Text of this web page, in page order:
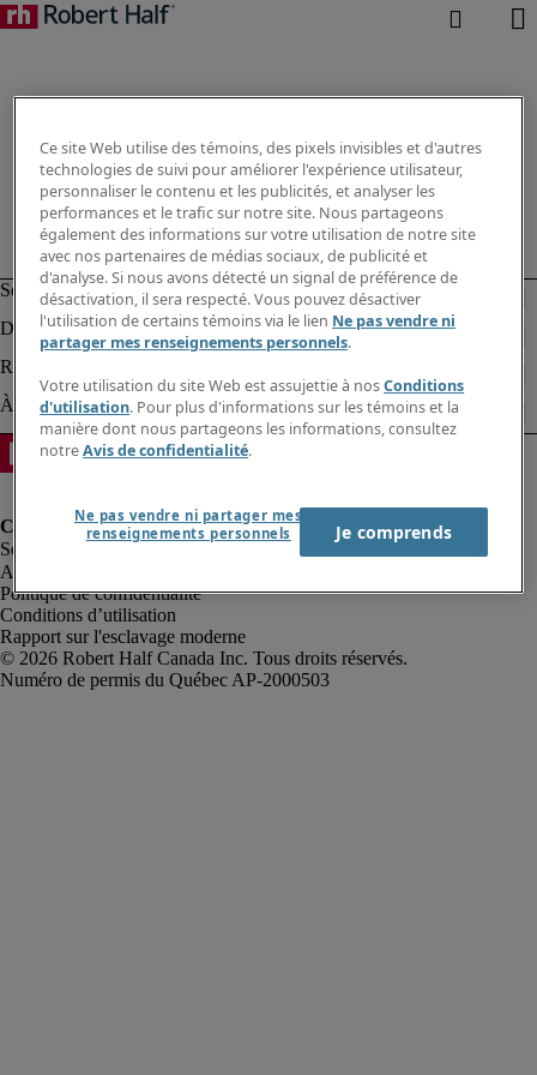
Alerte à la fraude
Politique de confidentialité
Conditions d’utilisation
Rapport sur l'esclavage moderne
Robert Half Canada Inc. Tous droits réservés.
Ce site Web utilise des témoins, des pixels invisibles et d'autres
technologies de suivi pour améliorer l'expérience utilisateur,
personnaliser le contenu et les publicités, et analyser les
performances et le trafic sur notre site. Nous partageons
également des informations sur votre utilisation de notre site
avec nos partenaires de médias sociaux, de publicité et
d'analyse. Si nous avons détecté un signal de préférence de
désactivation, il sera respecté. Vous pouvez désactiver
l'utilisation de certains témoins via le lien Ne pas vendre ni
partager mes renseignements personnels.
Votre utilisation du site Web est assujettie à nosConditions
d'utilisation. Pour plus d'informations sur les témoins et la
manière dont nous partageons les informations, consultez
notreAvis de confidentialité.
Ne pas vendre ni partager mes
renseignements personnels
Je comprends